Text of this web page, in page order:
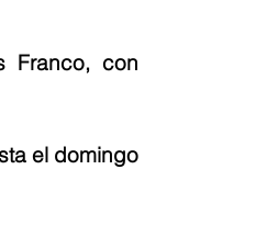
Franco, con
el domingo